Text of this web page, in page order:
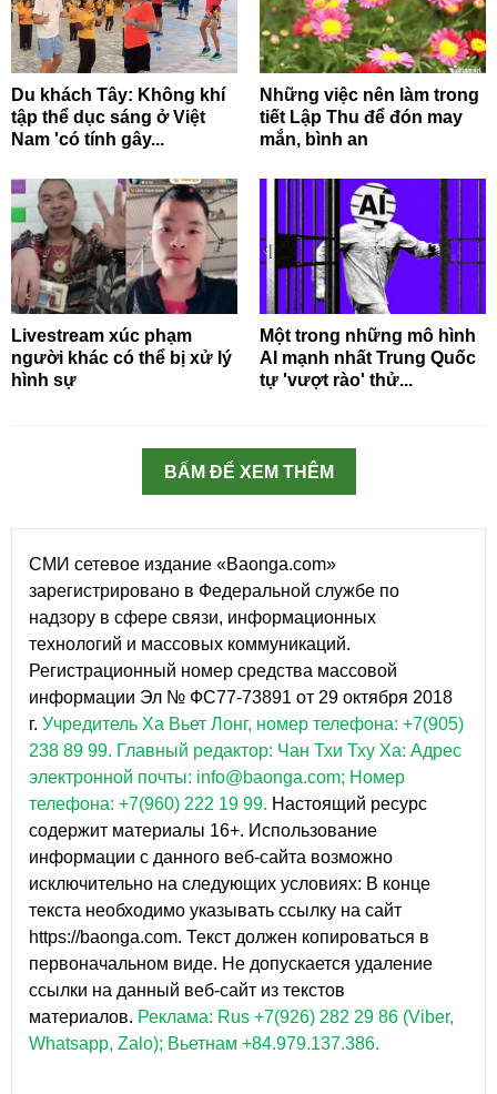
Du khách Tây: Không khí
tập thể dục sáng ở Việt
Nam 'có tính gây...
Những việc nên làm trong
tiết Lập Thu để đón may
mắn, bình an
Livestream xúc phạm
người khác có thể bị xử lý
hình sự
Một trong những mô hình
AI mạnh nhất Trung Quốc
tự 'vượt rào' thử...
BẤM ĐỂ XEM THÊM
СМИ сетевое издание «Baonga.com»
зарегистрировано в Федеральной службе по
надзору в сфере связи, информационных
технологий и массовых коммуникаций.
Регистрационный номер средства массовой
информации Эл № ФС77-73891 от 29 октября 2018
г. Учредитель Ха Вьет Лонг, номер телефона: +7(905)
238 89 99. Главный редактор: Чан Тхи Тху Ха: Адрес
электронной почты: info@baonga.com; Номер
телефона: +7(960) 222 19 99. Настоящий ресурс
содержит материалы 16+. Использование
информации с данного веб-сайта возможно
исключительно на следующих условиях: В конце
текста необходимо указывать ссылку на сайт
https://baonga.com. Текст должен копироваться в
первоначальном виде. Не допускается удаление
ссылки на данный веб-сайт из текстов
материалов. Реклама: Rus +7(926) 282 29 86 (Viber,
Whatsapp, Zalo); Вьетнам +84.979.137.386.